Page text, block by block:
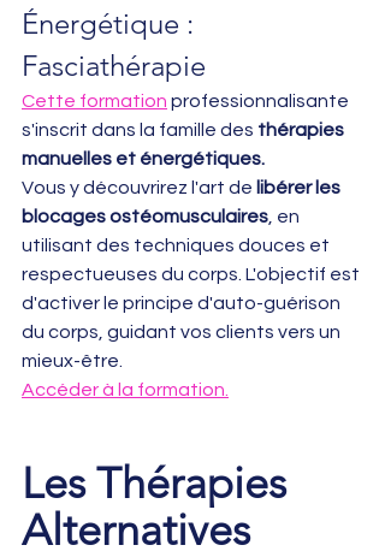
Énergétique :
Fasciathérapie
Cette formation professionnalisante
s'inscrit dans la famille des thérapies
manuelles et énergétiques.
Vous y découvrirez l'art de libérer les
blocages ostéomusculaires , en
utilisant des techniques douces et
respectueuses du corps. L'objectif est
d'activer le principe d'auto-guérison
du corps, guidant vos clients vers un
mieux-être.
Accéder à la formation.
Les Thérapies
Alternatives